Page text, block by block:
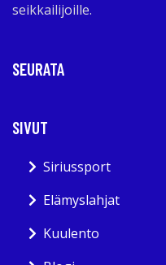
seikkailijoille.
SEURATA
SIVUT
Siriussport
Elämyslahjat
Kuulento